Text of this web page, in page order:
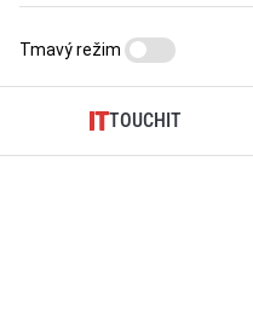
O nás / Kontakt
Tmavý režim
TOUCHIT